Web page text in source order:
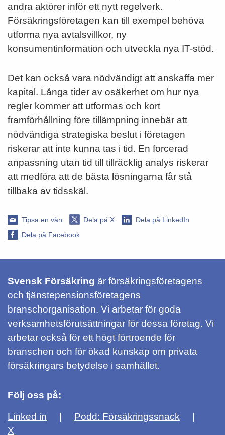
andra aktörer inför ett nytt regelverk.
Försäkringsföretagen kan till exempel behöva
utforma nya avtalsvillkor, ny
konsumentinformation och utveckla nya IT-­stöd.
Det kan också vara nödvändigt att anskaffa mer
kapital. Långa tider av osäkerhet om hur nya
regler kommer att utformas och kort
framförhållning före tillämpning innebär att
nödvändiga strategiska beslut i företagen
riskerar att inte kunna tas i tid. En forcerad
anpassning utan tid till tillräcklig analys riskerar
att medföra att de bästa lösningarna får stå
tillbaka av tidsskäl.
Tipsa en vän Dela på X
Dela på LinkedIn
Dela på Facebook
Svensk Försäkring är försäkringsföretagens
och tjänstepensionsföretagens
branschorganisation. Vi arbetar för goda
verksamhetsförutsättningar för dessa företag. Vi
arbetar också för ett högt förtroende för
branschen och för ökad kunskap om privata
försäkringars betydelse i samhället.
Följ oss på:
Linked in
Podd: Försäkringssnack
X